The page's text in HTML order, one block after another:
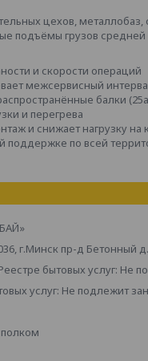
цехов,
подъёмы грузов
и скорости операций
межсервисный
балки
и перегрева
и снижает нагрузку на
поддержке по всей
г.Минск пр-д Бетонный
бытовых услуг: Не
услуг: Не подлежит